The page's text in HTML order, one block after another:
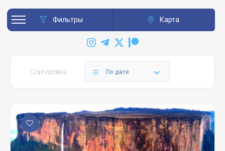
Фильтры Карта
Сортировка: По дате